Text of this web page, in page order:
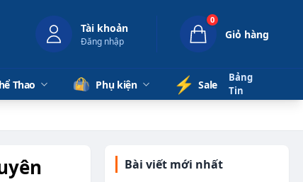
Tài khoản
Đăng nhập
0
Giỏ hàng
Thao Phụ kiện ⚡️ Sale
Bảng
Tin
Bài viết mới nhất